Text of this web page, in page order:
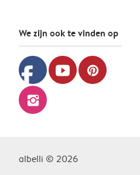
We zijn ook te vinden op
facebook youtube pinterest
instagram
albelli © 2026